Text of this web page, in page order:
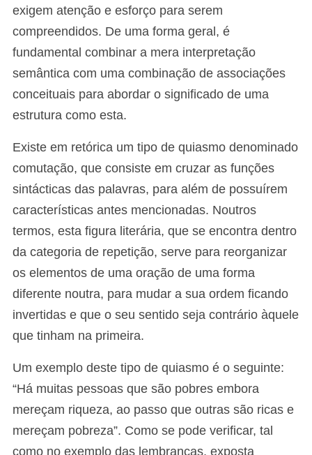
exigem atenção e esforço para serem
compreendidos. De uma forma geral, é
fundamental combinar a mera interpretação
semântica com uma combinação de associações
conceituais para abordar o significado de uma
estrutura como esta.
Existe em retórica um tipo de quiasmo denominado
comutação, que consiste em cruzar as funções
sintácticas das palavras, para além de possuírem
características antes mencionadas. Noutros
termos, esta figura literária, que se encontra dentro
da categoria de repetição, serve para reorganizar
os elementos de uma oração de uma forma
diferente noutra, para mudar a sua ordem ficando
invertidas e que o seu sentido seja contrário àquele
que tinham na primeira.
Um exemplo deste tipo de quiasmo é o seguinte:
“Há muitas pessoas que são pobres embora
mereçam riqueza, ao passo que outras são ricas e
mereçam pobreza”. Como se pode verificar, tal
como no exemplo das lembranças, exposta